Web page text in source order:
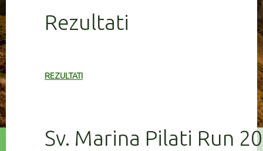
Rezultati
REZULTATI
Sv. Marina Pilati Run